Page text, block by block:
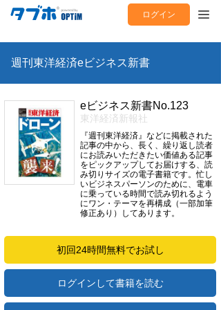
ログイン
週刊東洋経済eビジネス新書
eビジネス新書No.123
東洋経済新報社
『週刊東洋経済』などに掲載された
記事の中から、長く、繰り返し読者
にお読みいただきたい価値ある記事
をピックアップしてお届けする、読
み切りサイズの電子書籍です。忙し
いビジネスパーソンのために、電車
に乗っている時間で読み切れるよう
にワン・テーマを再構成（一部加筆
修正あり）してあります。
初回24時間無料でお試し
ログインして書籍を読む